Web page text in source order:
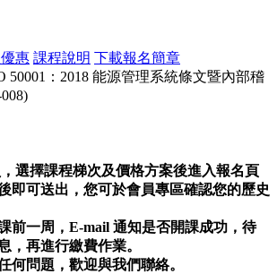
惠 課程說明 下載報名簡章
選擇課程梯次及價格方案後進入報名頁
即可送出，您可於會員專區確認您的歷史
前一周，E-mail 通知是否開課成功，待
，再進行繳費作業。
何問題，歡迎與我們聯絡。